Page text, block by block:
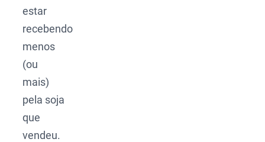
estar
recebendo
menos
(ou
mais)
pela soja
que
vendeu.